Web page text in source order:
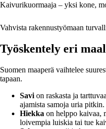
Kaivurikuormaaja – yksi kone,
Vahvista rakennustyömaan
Työskentely eri
Suomen maaperä vaihtelee
tapaan.
Savi on raskasta ja
ajamista samoja uria pitkin.
Hiekka on helppo kaivaa,
loivempia luiskia tai tue